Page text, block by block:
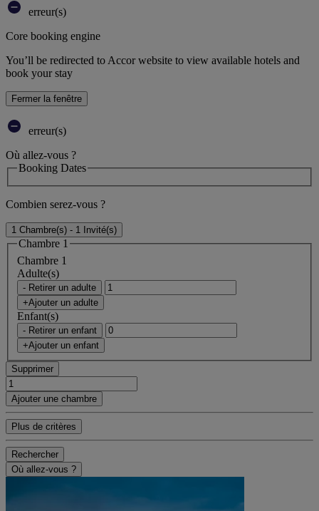
erreur(s)
Core booking engine
You’ll be redirected to Accor website to view available hotels and
book your stay
Fermer la fenêtre
erreur(s)
Où allez-vous ?
Booking Dates
Combien serez-vous ?
1 Chambre(s) - 1 Invité(s)
Chambre 1
Chambre 1
Adulte(s)
- Retirer un adulte
+Ajouter un adulte
Enfant(s)
- Retirer un enfant
+Ajouter un enfant
Supprimer
Ajouter une chambre
Plus de critères
Rechercher
Où allez-vous ?